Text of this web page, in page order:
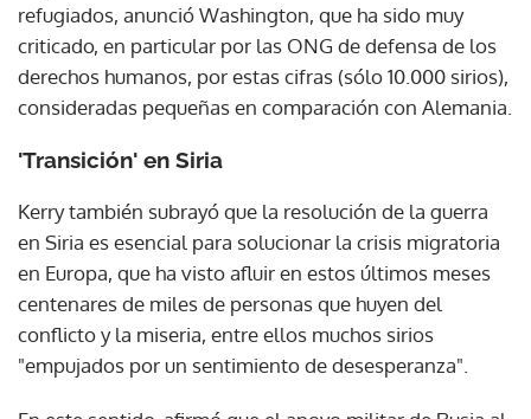
refugiados, anunció Washington, que ha sido muy
criticado, en particular por las ONG de defensa de los
derechos humanos, por estas cifras (sólo 10.000 sirios),
consideradas pequeñas en comparación con Alemania.
'Transición' en Siria
Kerry también subrayó que la resolución de la guerra
en Siria es esencial para solucionar la crisis migratoria
en Europa, que ha visto afluir en estos últimos meses
centenares de miles de personas que huyen del
conflicto y la miseria, entre ellos muchos sirios
"empujados por un sentimiento de desesperanza".